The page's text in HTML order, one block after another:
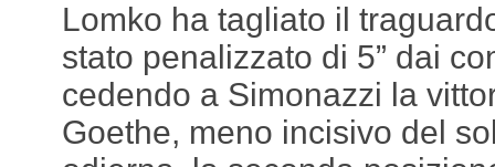
Lomko ha tagliato il
stato penalizzato di 5” dai
cedendo a Simonazzi la
Goethe, meno incisivo del